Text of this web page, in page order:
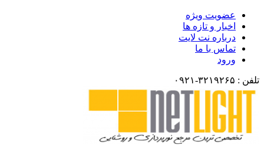
عضویت ویژه
اخبار و تازه ها
درباره نت لایت
تماس با ما
ورود
تلفن : ۳۲۱۹۲۶۵-۰۹۲۱